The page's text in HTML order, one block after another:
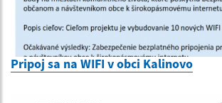
Pripoj sa na WIFI v obci Kalinovo